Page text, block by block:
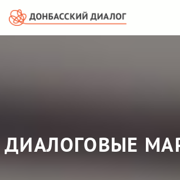
ДИАЛОГОВЫЕ